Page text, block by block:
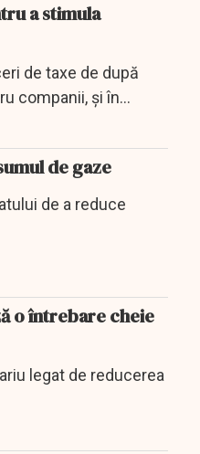
a stimula
de taxe de după
companii, şi în
de gaze
de a reduce
o întrebare cheie
legat de reducerea